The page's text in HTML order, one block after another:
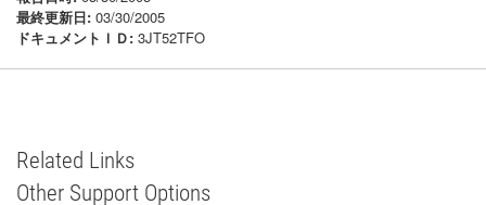
最終更新日: 03/30/2005
ドキュメントＩＤ: 3JT52TFO
Related Links
Other Support Options